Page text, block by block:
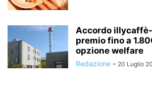
Accordo
premio fino a
opzione welfare
Redazione - 20 Luglio